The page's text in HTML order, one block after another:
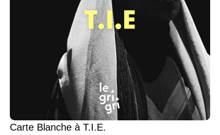
Carte Blanche à T.I.E.